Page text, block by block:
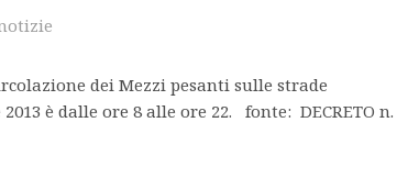
dei Mezzi pesanti sulle strade
è dalle ore 8 alle ore 22. fonte: DECRETO n.